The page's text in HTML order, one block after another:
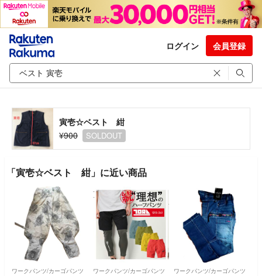
ログイン 会員登録
寅壱☆ベスト 紺
¥900
SOLDOUT
「寅壱☆ベスト 紺」に近い商品
ワークパンツ/カーゴパンツ ワークパンツ/カーゴパンツ ワークパンツ/カーゴパンツ